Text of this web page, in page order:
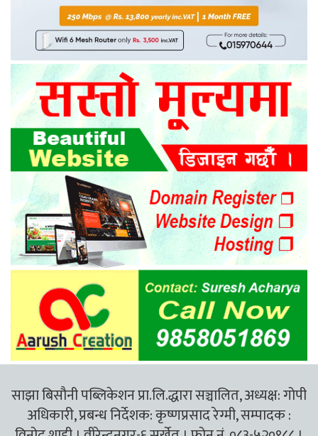
साझा बिसौनी पब्लिकेशन प्रा.लि.द्धारा सञ्चालित, अध्यक्ष: गोपी
अधिकारी, प्रबन्ध निर्देशक: कृष्णप्रसाद रेग्मी, सम्पादक :